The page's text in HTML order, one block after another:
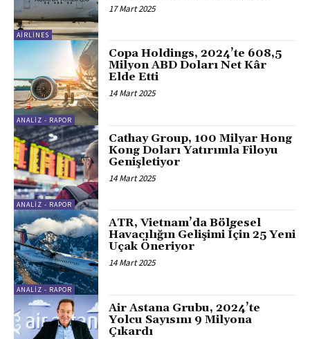
AIRLINES
17 Mart 2025
ANALIZ - RAPOR
Copa Holdings, 2024’te 608,5
Milyon ABD Doları Net Kâr
Elde Etti
14 Mart 2025
ANALIZ - RAPOR
Cathay Group, 100 Milyar Hong
Kong Doları Yatırımla Filoyu
Genişletiyor
14 Mart 2025
ANALIZ - RAPOR
ATR, Vietnam’da Bölgesel
Havacılığın Gelişimi İçin 25 Yeni
Uçak Öneriyor
14 Mart 2025
Air Astana Grubu, 2024’te
Yolcu Sayısını 9 Milyona
Çıkardı